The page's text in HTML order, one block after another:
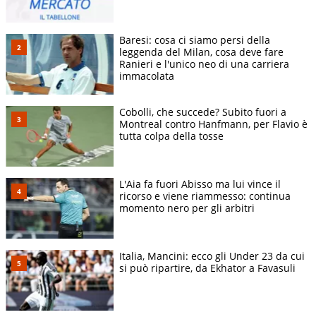
Baresi: cosa ci siamo persi della
leggenda del Milan, cosa deve fare
Ranieri e l'unico neo di una carriera
immacolata
Cobolli, che succede? Subito fuori a
Montreal contro Hanfmann, per Flavio è
tutta colpa della tosse
L'Aia fa fuori Abisso ma lui vince il
ricorso e viene riammesso: continua
momento nero per gli arbitri
Italia, Mancini: ecco gli Under 23 da cui
si può ripartire, da Ekhator a Favasuli